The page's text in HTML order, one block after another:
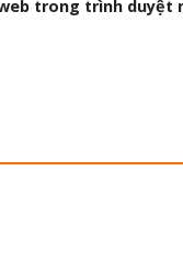
trong trình duyệt